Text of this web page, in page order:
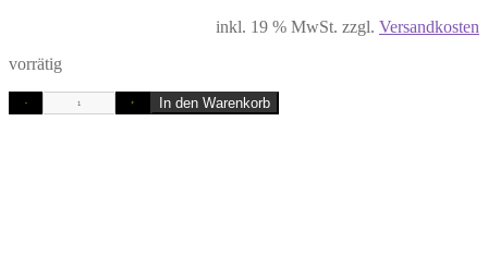
inkl. 19 % MwSt. zzgl. Versandkosten
vorrätig
- + In den Warenkorb